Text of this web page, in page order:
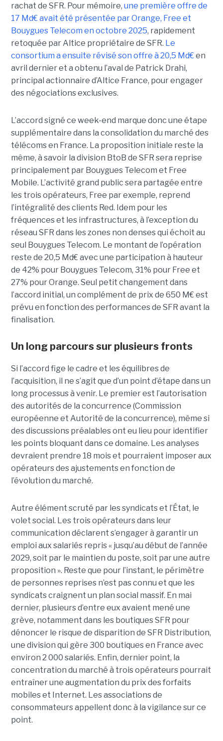
rachat de SFR. Pour mémoire, une première offre de
17 Md€ avait été présentée par Orange, Free et
Bouygues Telecom en octobre 2025, rapidement
retoquée par Altice propriétaire de SFR. Le
consortium a ensuite révisé son offre à 20,5 Md€ en
avril dernier et a obtenu l’aval de Patrick Drahi,
principal actionnaire d’Altice France, pour engager
des négociations exclusives.
L’accord signé ce week-end marque donc une étape
supplémentaire dans la consolidation du marché des
télécoms en France. La proposition initiale reste la
même, à savoir la division BtoB de SFR sera reprise
principalement par Bouygues Telecom et Free
Mobile. L’activité grand public sera partagée entre
les trois opérateurs, Free par exemple, reprend
l’intégralité des clients Red. Idem pour les
fréquences et les infrastructures, à l’exception du
réseau SFR dans les zones non denses qui échoit au
seul Bouygues Telecom. Le montant de l’opération
reste de 20,5 Md€ avec une participation à hauteur
de 42% pour Bouygues Telecom, 31% pour Free et
27% pour Orange. Seul petit changement dans
l’accord initial, un complément de prix de 650 M€ est
prévu en fonction des performances de SFR avant la
finalisation.
Un long parcours sur plusieurs fronts
Si l’accord fige le cadre et les équilibres de
l’acquisition, il ne s’agit que d’un point d’étape dans un
long processus à venir. Le premier est l’autorisation
des autorités de la concurrence (Commission
européenne et Autorité de la concurrence), même si
des discussions préalables ont eu lieu pour identifier
les points bloquant dans ce domaine. Les analyses
devraient prendre 18 mois et pourraient imposer aux
opérateurs des ajustements en fonction de
l’évolution du marché.
Autre élément scruté par les syndicats et l’État, le
volet social. Les trois opérateurs dans leur
communication déclarent s’engager à garantir un
emploi aux salariés repris « jusqu’au début de l’année
2029, soit par le maintien du poste, soit par une autre
proposition ». Reste que pour l’instant, le périmètre
de personnes reprises n’est pas connu et que les
syndicats craignent un plan social massif. En mai
dernier, plusieurs d’entre eux avaient mené une
grève, notamment dans les boutiques SFR pour
dénoncer le risque de disparition de SFR Distribution,
une division qui gère 300 boutiques en France avec
environ 2 000 salariés. Enfin, dernier point, la
concentration du marché à trois opérateurs pourrait
entraîner une augmentation du prix des forfaits
mobiles et Internet. Les associations de
consommateurs appellent donc à la vigilance sur ce
point.